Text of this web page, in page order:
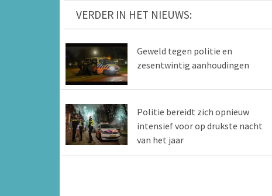
VERDER IN HET NIEUWS:
Geweld tegen politie en
zesentwintig aanhoudingen
Politie bereidt zich opnieuw
intensief voor op drukste nacht
van het jaar